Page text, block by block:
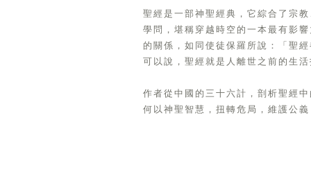
聖經是一部神聖經典，它綜合了宗
學問，堪稱穿越時空的一本最有影
的關係，如同使徒保羅所說：「聖
可以說，聖經就是人離世之前的生
作者從中國的三十六計，剖析聖經
何以神聖智慧，扭轉危局，維護公